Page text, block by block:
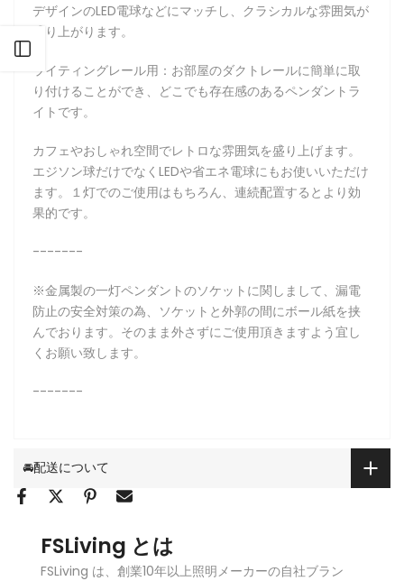
デザインのLED電球などにマッチし、クラシカルな雰囲気が
盛り上がります。
ライティングレール用：お部屋のダクトレールに簡単に取
り付けることができ、どこでも存在感のあるペンダントラ
イトです。
カフェやおしゃれ空間でレトロな雰囲気を盛り上げます。
エジソン球だけでなくLEDや省エネ電球にもお使いいただけ
ます。１灯でのご使用はもちろん、連続配置するとより効
果的です。
-------
※金属製の一灯ペンダントのソケットに関しまして、漏電
防止の安全対策の為、ソケットと外郭の間にボール紙を挟
んでおります。そのまま外さずにご使用頂きますよう宜し
くお願い致します。
-------
🚘配送について
FSLiving とは
FSLiving は、創業10年以上照明メーカーの自社ブラン